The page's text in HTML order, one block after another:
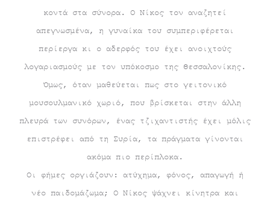
κοντά στα σύνορα. Ο Νίκος τον αναζητεί
απεγνωσμένα, η γυναίκα του συμπεριφέρεται
περίεργα κι ο αδερφός του έχει ανοιχτούς
λογαριασμούς με τον υπόκοσμο της Θεσσαλονίκης.
Όμως, όταν μαθεύεται πως στο γειτονικό
μουσουλμανικό χωριό, που βρίσκεται στην άλλη
πλευρά των συνόρων, ένας τζιχαντιστής έχει μόλις
επιστρέφει από τη Συρία, τα πράγματα γίνονται
ακόμα πιο περίπλοκα.
Οι φήμες οργιάζουν: ατύχημα, φόνος, απαγωγή ή
νέο παιδομάζωμα; Ο Νίκος ψάχνει κίνητρα και